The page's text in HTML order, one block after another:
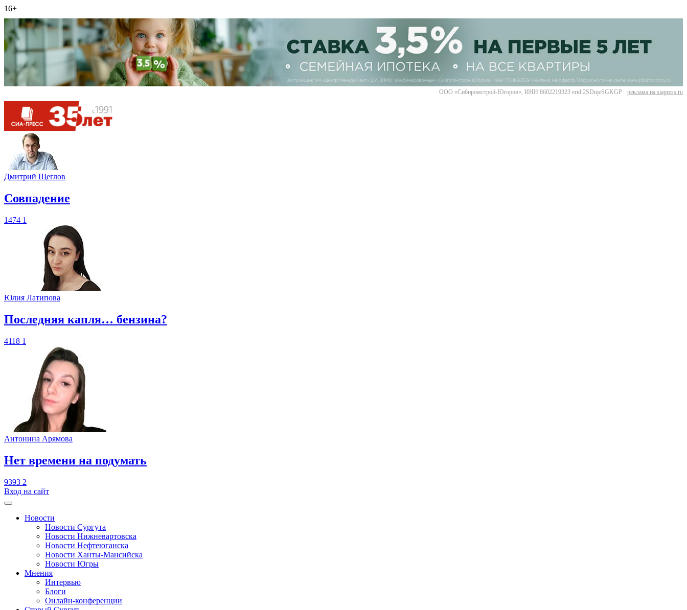
16+
ООО «Сибпромстрой-Югория», ИНН 8602219323 erid:2SDnjeSGKGP реклама на siapress.ru
Дмитрий Щеглов
​Совпадение
1474 1
Юлия Латипова
​Последняя капля… бензина?
4118 1
Антонина Арямова
​Нет времени на подумать
9393 2
Вход на сайт
Новости
Новости Сургута
Новости Нижневартовска
Новости Нефтеюганска
Новости Ханты-Мансийска
Новости Югры
Мнения
Интервью
Блоги
Онлайн-конференции